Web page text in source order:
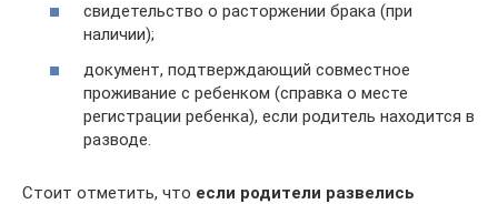
свидетельство о расторжении брака (при
наличии);
документ, подтверждающий совместное
проживание с ребенком (справка о месте
регистрации ребенка), если родитель находится в
разводе.
Стоит отметить, что если родители развелись